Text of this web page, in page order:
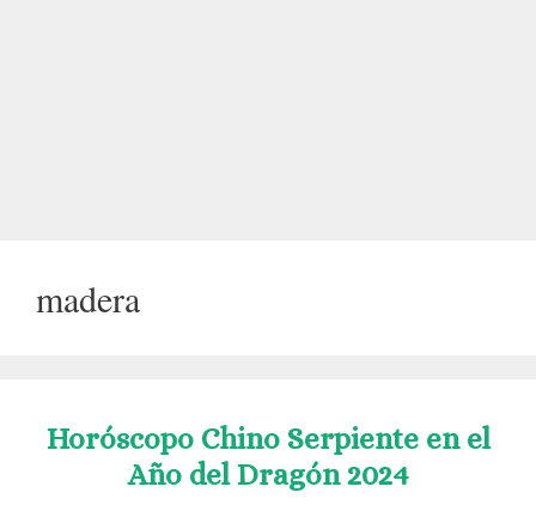
madera
Horóscopo Chino Serpiente en el
Año del Dragón 2024